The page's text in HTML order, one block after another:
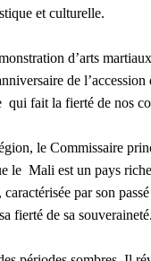
et culturelle.
d’arts
de
qui fait la fierté de nos
le Commissaire
le Mali est un pays
par son
fierté de sa souveraineté.